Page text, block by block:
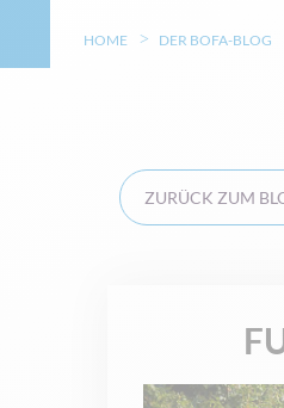
HOME DER BOFA-BLOG
ZURÜCK ZUM